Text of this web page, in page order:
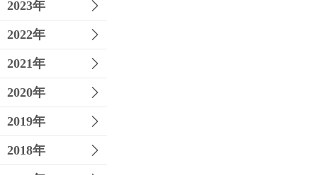
2023年
2022年
2021年
2020年
2019年
2018年